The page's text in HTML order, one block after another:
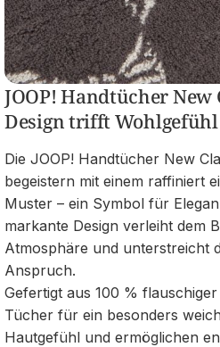
JOOP! Handtücher
Design trifft Wohlgefühl
Die JOOP! Handtücher New
begeistern mit einem raffiniert
Muster – ein Symbol für
markante Design verleiht dem
Atmosphäre und unterstreicht
Anspruch.
Gefertigt aus 100 %
Tücher für ein besonders
Hautgefühl und ermöglichen